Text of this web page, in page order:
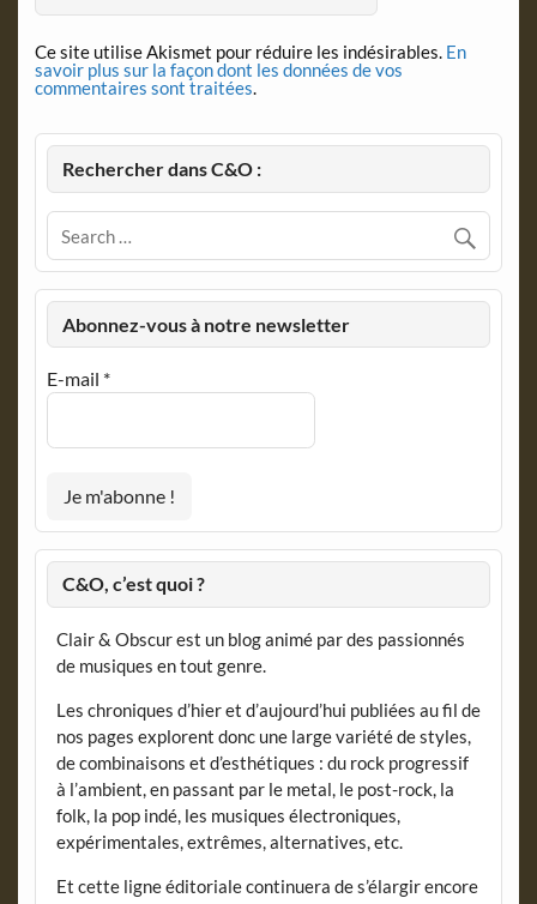
Ce site utilise Akismet pour réduire les indésirables. En
savoir plus sur la façon dont les données de vos
commentaires sont traitées.
Rechercher dans C&O :
Abonnez-vous à notre newsletter
E-mail *
C&O, c’est quoi ?
Clair & Obscur est un blog animé par des passionnés
de musiques en tout genre.
Les chroniques d’hier et d’aujourd’hui publiées au fil de
nos pages explorent donc une large variété de styles,
de combinaisons et d’esthétiques : du rock progressif
à l’ambient, en passant par le metal, le post-rock, la
folk, la pop indé, les musiques électroniques,
expérimentales, extrêmes, alternatives, etc.
Et cette ligne éditoriale continuera de s’élargir encore